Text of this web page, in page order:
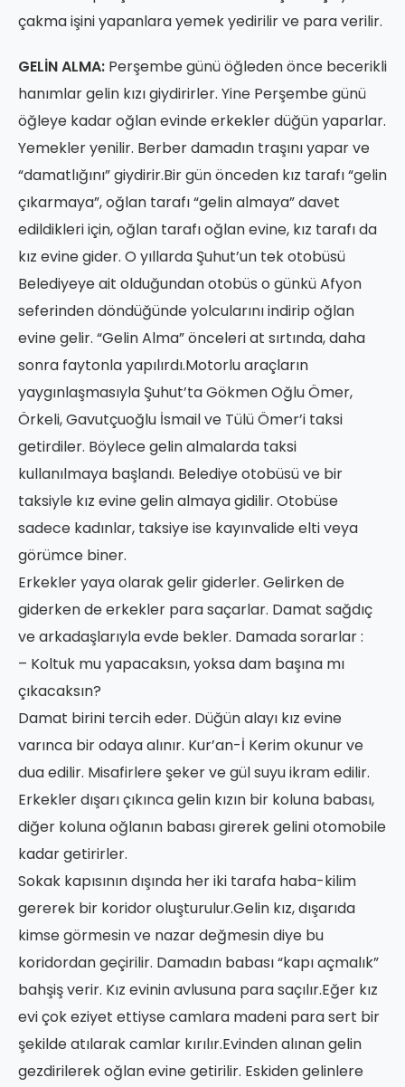
çakma işini yapanlara yemek yedirilir ve para verilir.
GELİN ALMA: Perşembe günü öğleden önce becerikli
hanımlar gelin kızı giydirirler. Yine Perşembe günü
öğleye kadar oğlan evinde erkekler düğün yaparlar.
Yemekler yenilir. Berber damadın traşını yapar ve
“damatlığını” giydirir.Bir gün önceden kız tarafı “gelin
çıkarmaya”, oğlan tarafı “gelin almaya” davet
edildikleri için, oğlan tarafı oğlan evine, kız tarafı da
kız evine gider. O yıllarda Şuhut’un tek otobüsü
Belediyeye ait olduğundan otobüs o günkü Afyon
seferinden döndüğünde yolcularını indirip oğlan
evine gelir. “Gelin Alma” önceleri at sırtında, daha
sonra faytonla yapılırdı.Motorlu araçların
yaygınlaşmasıyla Şuhut’ta Gökmen Oğlu Ömer,
Örkeli, Gavutçuoğlu İsmail ve Tülü Ömer’i taksi
getirdiler. Böylece gelin almalarda taksi
kullanılmaya başlandı. Belediye otobüsü ve bir
taksiyle kız evine gelin almaya gidilir. Otobüse
sadece kadınlar, taksiye ise kayınvalide elti veya
görümce biner.
Erkekler yaya olarak gelir giderler. Gelirken de
giderken de erkekler para saçarlar. Damat sağdıç
ve arkadaşlarıyla evde bekler. Damada sorarlar :
– Koltuk mu yapacaksın, yoksa dam başına mı
çıkacaksın?
Damat birini tercih eder. Düğün alayı kız evine
varınca bir odaya alınır. Kur’an-İ Kerim okunur ve
dua edilir. Misafirlere şeker ve gül suyu ikram edilir.
Erkekler dışarı çıkınca gelin kızın bir koluna babası,
diğer koluna oğlanın babası girerek gelini otomobile
kadar getirirler.
Sokak kapısının dışında her iki tarafa haba-kilim
gererek bir koridor oluşturulur.Gelin kız, dışarıda
kimse görmesin ve nazar değmesin diye bu
koridordan geçirilir. Damadın babası “kapı açmalık”
bahşiş verir. Kız evinin avlusuna para saçılır.Eğer kız
evi çok eziyet ettiyse camlara madeni para sert bir
şekilde atılarak camlar kırılır.Evinden alınan gelin
gezdirilerek oğlan evine getirilir. Eskiden gelinlere